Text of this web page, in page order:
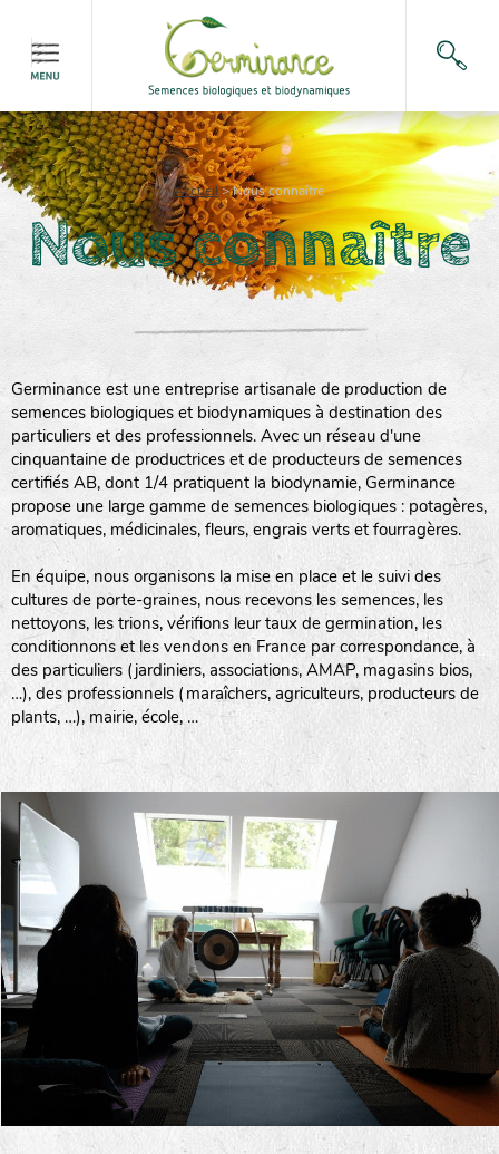
Accueil>Nous connaître
Nous connaître
Germinance est une entreprise artisanale de production de
semences biologiques et biodynamiques à destination des
particuliers et des professionnels. Avec un réseau d'une
cinquantaine de productrices et de producteurs de semences
certifiés AB, dont 1/4 pratiquent la biodynamie, Germinance
propose une large gamme de semences biologiques : potagères,
aromatiques, médicinales, fleurs, engrais verts et fourragères.
En équipe, nous organisons la mise en place et le suivi des
cultures de porte-graines, nous recevons les semences, les
nettoyons, les trions, vérifions leur taux de germination, les
conditionnons et les vendons en France par correspondance, à
des particuliers (jardiniers, associations, AMAP, magasins bios,
…), des professionnels (maraîchers, agriculteurs, producteurs de
plants, …), mairie, école, …